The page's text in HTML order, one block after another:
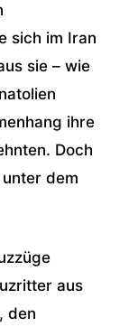
sich im Iran
sie – wie
ihre
Doch
dem
aus
den